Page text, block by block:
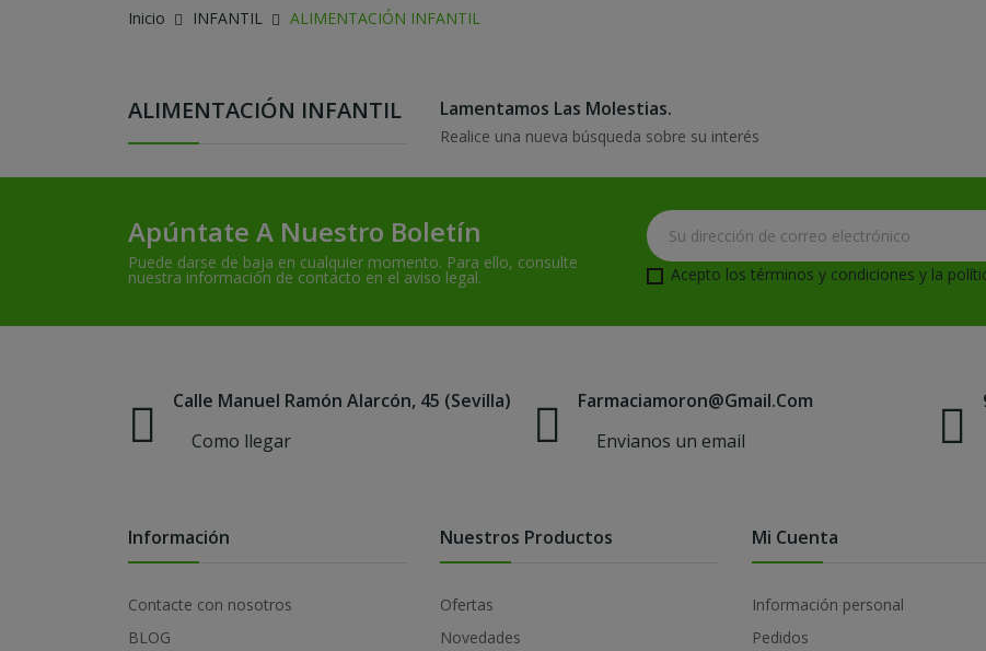
Inicio INFANTIL ALIMENTACIÓN INFANTIL
ALIMENTACIÓN INFANTIL Lamentamos Las Molestias.
Realice una nueva búsqueda sobre su interés
Apúntate A Nuestro Boletín
Puede darse de baja en cualquier momento. Para ello, consulte
nuestra información de contacto en el aviso legal. Acepto los términos y condiciones y la
Calle Manuel Ramón Alarcón, 45 (Sevilla)
Como llegar
Farmaciamoron@gmail.com
Envianos un email
Información
Contacte con nosotros
BLOG
Nuestros Productos
Ofertas
Novedades
Mi Cuenta
Información personal
Pedidos